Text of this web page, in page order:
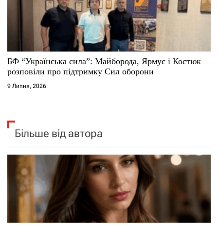
БФ “Українська сила”: Майборода, Ярмус і Костюк
розповіли про підтримку Сил оборони
9 Липня, 2026
Більше від автора